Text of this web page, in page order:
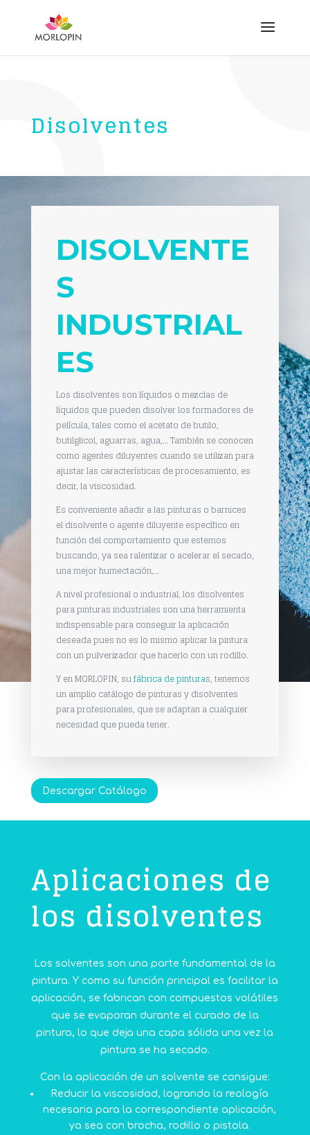
Disolventes
DISOLVENTE
S
INDUSTRIAL
ES
Los disolventes son líquidos o mezclas de
líquidos que pueden disolver los formadores de
película, tales como el acetato de butilo,
butilglicol, aguarras, agua,… También se conocen
como agentes diluyentes cuando se utilizan para
ajustar las características de procesamiento, es
decir, la viscosidad.
Es conveniente añadir a las pinturas o barnices
el disolvente o agente diluyente específico en
función del comportamiento que estemos
buscando, ya sea ralentizar o acelerar el secado,
una mejor humectación,…
A nivel profesional o industrial, los disolventes
para pinturas industriales son una herramienta
indispensable para conseguir la aplicación
deseada pues no es lo mismo aplicar la pintura
con un pulverizador que hacerlo con un rodillo.
Y en MORLOPIN, sufábrica de pinturas, tenemos
un amplio catálogo de pinturas y disolventes
para profesionales, que se adaptan a cualquier
necesidad que pueda tener.
Descargar Catálogo
Aplicaciones de
los disolventes
Los solventes son una parte fundamental de la
pintura. Y como su función principal es facilitar la
aplicación, se fabrican con compuestos volátiles
que se evaporan durante el curado de la
pintura, lo que deja una capa sólida una vez la
pintura se ha secado.
Con la aplicación de un solvente se consigue:
Reducir la viscosidad, logrando la reología
necesaria para la correspondiente aplicación,
ya sea con brocha, rodillo o pistola.